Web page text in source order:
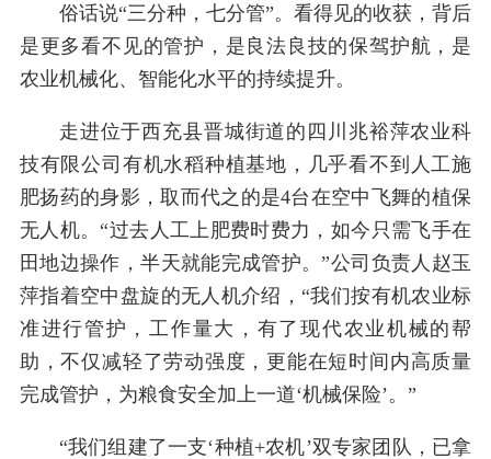
俗话说“三分种，七分管”。看得见的收获，背后
是更多看不见的管护，是良法良技的保驾护航，是
农业机械化、智能化水平的持续提升。
走进位于西充县晋城街道的四川兆裕萍农业科
技有限公司有机水稻种植基地，几乎看不到人工施
肥扬药的身影，取而代之的是4台在空中飞舞的植保
无人机。“过去人工上肥费时费力，如今只需飞手在
田地边操作，半天就能完成管护。”公司负责人赵玉
萍指着空中盘旋的无人机介绍，“我们按有机农业标
准进行管护，工作量大，有了现代农业机械的帮
助，不仅减轻了劳动强度，更能在短时间内高质量
完成管护，为粮食安全加上一道‘机械保险’。”
“我们组建了一支‘种植+农机’双专家团队，已拿